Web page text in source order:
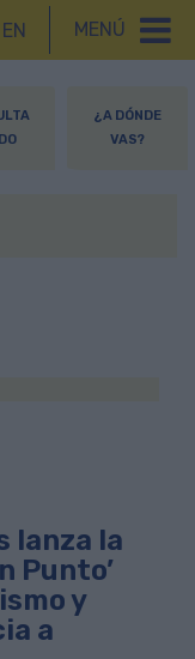
MENÚ
EN
¿A DÓNDE
VAS?
lanza la
Punto’
y
a